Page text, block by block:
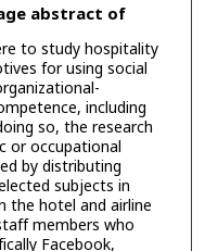
abstract of
to study hospitality
for using social
including
so, the research
or occupational
by distributing
subjects in
the hotel and airline
members who
Facebook,